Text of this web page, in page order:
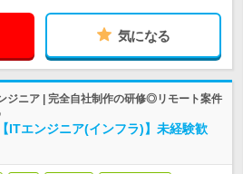
気になる
ジニア | 完全自社制作の研修◎リモート案件
ITエンジニア(インフラ)】未経験歓